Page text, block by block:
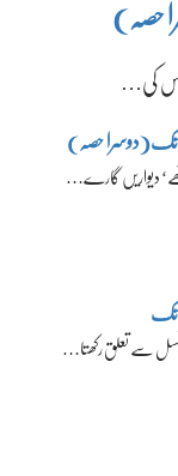
حصہ)
کی…
حصہ)
دیواریں گارے…
سے تعلق رکھتا…